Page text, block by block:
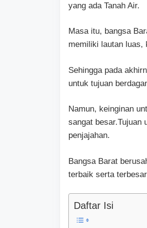
yang ada Tanah Air.
Masa itu, bangsa
memiliki lautan luas,
Sehingga pada
untuk tujuan
Namun, keinginan
sangat besar.Tujuan
penjajahan.
Bangsa Barat
terbaik serta
Daftar Isi